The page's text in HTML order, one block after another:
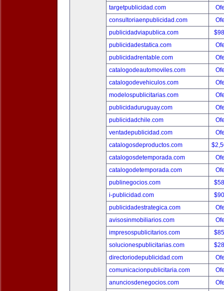
targetpublicidad.com
consultoriaenpublicidad.com
publicidadviapublica.com
publicidadestatica.com
publicidadrentable.com
catalogodeautomoviles.com
catalogodevehiculos.com
modelospublicitarias.com
publicidaduruguay.com
publicidadchile.com
ventadepublicidad.com
catalogosdeproductos.com
catalogosdetemporada.com
catalogodetemporada.com
publinegocios.com
i-publicidad.com
publicidadestrategica.com
avisosinmobiliarios.com
impresospublicitarios.com
solucionespublicitarias.com
directoriodepublicidad.com
comunicacionpublicitaria.com
anunciosdenegocios.com